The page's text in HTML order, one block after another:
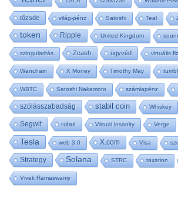
tőzsde világ-pénz Satoshi Teal
token Ripple United Kingdom
szingularitás Zcash ügyvéd virtuális
Wanchain X Money Timothy May
WBTC Satoshi Nakamoto számlapénz
szólásszabadság stabil coin Whiskey
Segwit robot Virtual insanity Verge
Tesla web 3.0 X.com Visa
Strategy Solana STRC taxation
Vivek Ramaswamy